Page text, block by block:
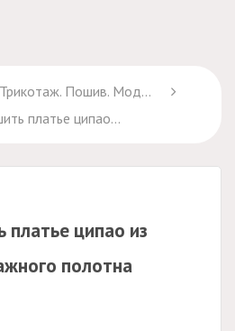
Трикотаж. Пошив. Моделирование
ципао из трикотажного полотна
платье ципао из
полотна